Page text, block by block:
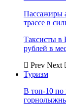
Пассажиры
трассе в
Таксисты в
рублей в
Prev Next
Туризм
В топ-10 по